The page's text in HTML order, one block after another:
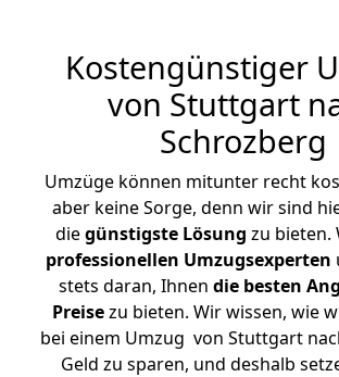
Kostengünstiger
von Stuttgart
Schrozberg
Umzüge können mitunter recht
aber keine Sorge, denn wir sind
diegünstigste Lösung zu bieten.
professionellen Umzugsexperten
stets daran, Ihnen die besten
Preisezu bieten. Wir wissen, wie
bei einem Umzug von Stuttgart
Geld zu sparen, und deshalb